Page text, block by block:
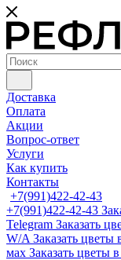
Доставка
Оплата
Акции
Вопрос-ответ
Услуги
Как купить
Контакты
+7(991)422-42-43
+7(991)422-42-43
Telegram Заказать
W/A Заказать цветы
мах Заказать цветы